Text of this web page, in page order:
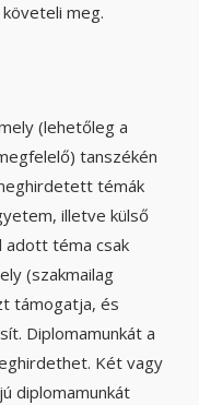
meg.
(lehetőleg a
tanszékén
témák
illetve külső
adott téma csak
(szakmailag
támogatja, és
Diplomamunkát a
Két vagy
diplomamunkát